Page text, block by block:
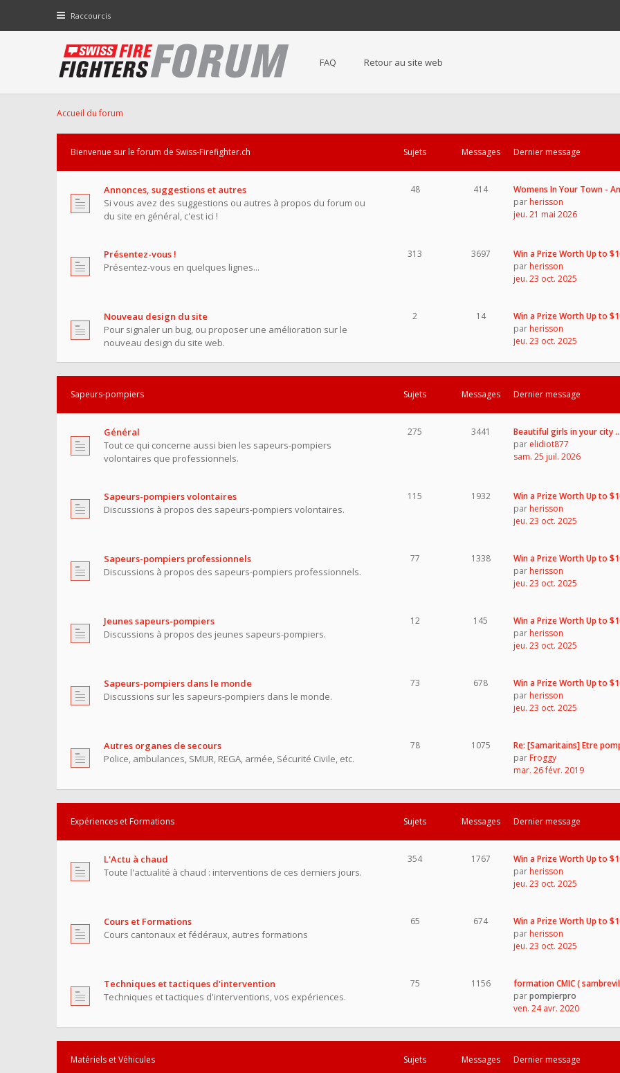
Raccourcis
FAQ Retour au site web
Accueil du forum
Bienvenue sur le forum de Swiss-Firefighter.ch Sujets Messages Dernier message
Annonces, suggestions et autres
Si vous avez des suggestions ou autres à propos du forum ou
du site en général, c'est ici !
48 414
Womens In Your Town -
par herisson
jeu. 21 mai 2026
Présentez-vous !
Présentez-vous en quelques lignes...
313 3697
Win a Prize Worth Up to
par herisson
jeu. 23 oct. 2025
Nouveau design du site
Pour signaler un bug, ou proposer une amélioration sur le
nouveau design du site web.
2 14
Win a Prize Worth Up to
par herisson
jeu. 23 oct. 2025
Sapeurs-pompiers Sujets Messages Dernier message
Général
Tout ce qui concerne aussi bien les sapeurs-pompiers
volontaires que professionnels.
275 3441
Beautiful girls in your city …
par elidiot877
sam. 25 juil. 2026
Sapeurs-pompiers volontaires
Discussions à propos des sapeurs-pompiers volontaires.
115 1932
Win a Prize Worth Up to
par herisson
jeu. 23 oct. 2025
Sapeurs-pompiers professionnels
Discussions à propos des sapeurs-pompiers professionnels.
77 1338
Win a Prize Worth Up to
par herisson
jeu. 23 oct. 2025
Jeunes sapeurs-pompiers
Discussions à propos des jeunes sapeurs-pompiers.
12 145
Win a Prize Worth Up to
par herisson
jeu. 23 oct. 2025
Sapeurs-pompiers dans le monde
Discussions sur les sapeurs-pompiers dans le monde.
73 678
Win a Prize Worth Up to
par herisson
jeu. 23 oct. 2025
Autres organes de secours
Police, ambulances, SMUR, REGA, armée, Sécurité Civile, etc.
78 1075
Re: [Samaritains] Etre
par Froggy
mar. 26 févr. 2019
Expériences et Formations Sujets Messages Dernier message
L'Actu à chaud
Toute l'actualité à chaud : interventions de ces derniers jours.
354 1767
Win a Prize Worth Up to
par herisson
jeu. 23 oct. 2025
Cours et Formations
Cours cantonaux et fédéraux, autres formations
65 674
Win a Prize Worth Up to
par herisson
jeu. 23 oct. 2025
Techniques et tactiques d'intervention
Techniques et tactiques d'interventions, vos expériences.
75 1156
formation CMIC (
parpompierpro
ven. 24 avr. 2020
Matériels et Véhicules Sujets Messages Dernier message